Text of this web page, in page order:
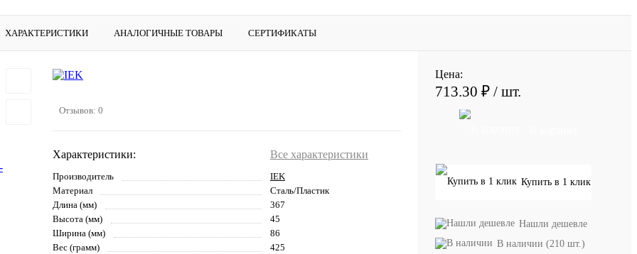
ХАРАКТЕРИСТИКИ АНАЛОГИЧНЫЕ ТОВАРЫ СЕРТИФИКАТЫ
Отзывов: 0
Характеристики: Все характеристики
Производитель
IEK
Материал
Сталь/Пластик
Длина (мм)
367
Высота (мм)
45
Ширина (мм)
86
Вес (грамм)
425
Цена:
713.30 ₽ / шт.
Купить в 1 клик
Нашли дешевле
В наличии (210 шт.)